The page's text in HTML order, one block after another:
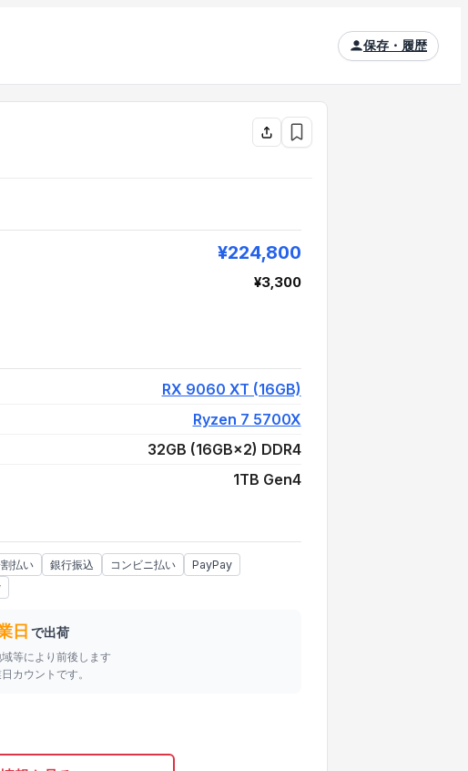
保存・履歴
¥224,800
¥3,300
込み） ¥228,100
RX 9060 XT (16GB)
Ryzen 7 5700X
32GB (16GB×2) DDR4
1TB Gen4
払い 銀行振込 コンビニ払い
PayPay
日 で出荷
等により前後します
カウントです。